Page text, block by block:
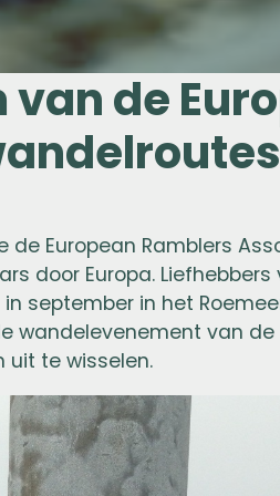
de
European Ramblers
door Europa. Liefhebbers
september in het
wandelevenement van de
uit te wisselen.